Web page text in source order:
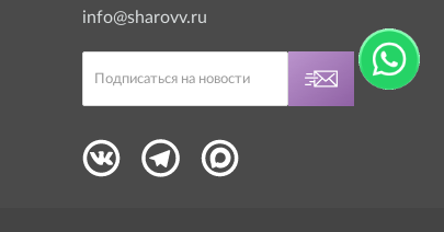
info@sharovv.ru